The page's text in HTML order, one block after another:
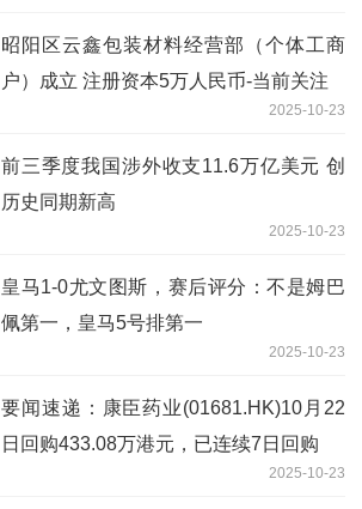
昭阳区云鑫包装材料经营部（个体工商
户）成立 注册资本5万人民币-当前关注
2025-10-23
前三季度我国涉外收支11.6万亿美元 创
历史同期新高
2025-10-23
皇马1-0尤文图斯，赛后评分：不是姆巴
佩第一，皇马5号排第一
2025-10-23
要闻速递：康臣药业(01681.HK)10月22
日回购433.08万港元，已连续7日回购
2025-10-23